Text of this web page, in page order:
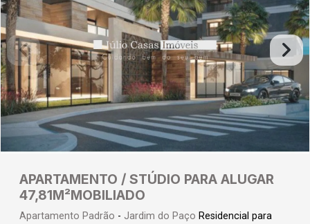
APARTAMENTO / STÚDIO PARA ALUGAR
47,81M²MOBILIADO
Apartamento Padrão - Jardim do Paço Residencial para